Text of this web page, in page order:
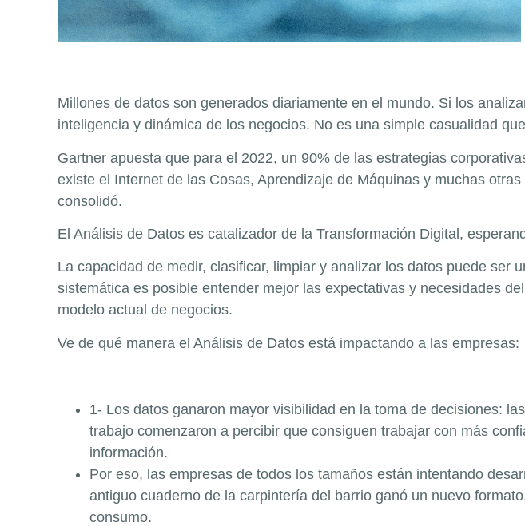
Millones de datos son generados diariamente en el mundo. Si los
inteligencia y dinámica de los negocios. No es una simple casualidad
Gartner apuesta que para el 2022, un 90% de las estrategias
existe el Internet de las Cosas, Aprendizaje de Máquinas y muchas
consolidó.
El Análisis de Datos es catalizador de la Transformación Digital,
La capacidad de medir, clasificar, limpiar y analizar los datos puede
sistemática es posible entender mejor las expectativas y necesidades
modelo actual de negocios.
Ve de qué manera el Análisis de Datos está impactando a las empresas:
1- Los datos ganaron mayor visibilidad en la toma de decisiones:
trabajo comenzaron a percibir que consiguen trabajar con más
información.
Por eso, las empresas de todos los tamaños están intentando
antiguo cuaderno de la carpintería del barrio ganó un nuevo
consumo.